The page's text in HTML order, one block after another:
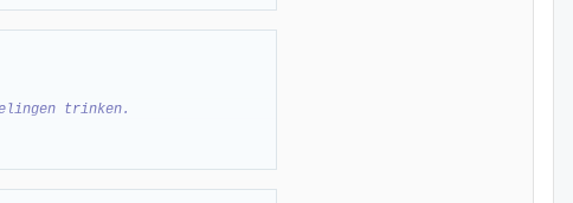
trinken.
Gelingen.